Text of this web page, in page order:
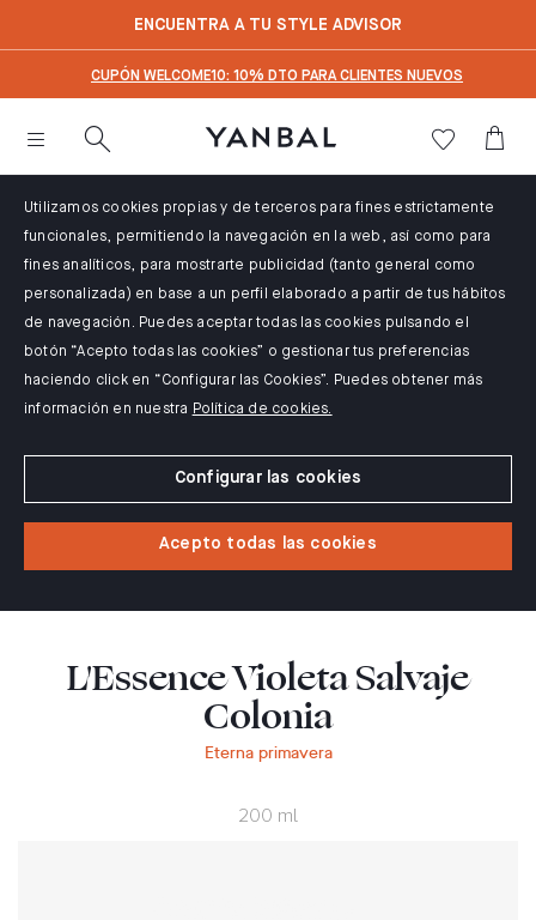
ENCUENTRA A TU STYLE ADVISOR
CUPÓN WELCOME10: 10% DTO PARA CLIENTES NUEVOS
Utilizamos cookies propias y de terceros para fines estrictamente
funcionales, permitiendo la navegación en la web, así como para
fines analíticos, para mostrarte publicidad (tanto general como
personalizada) en base a un perfil elaborado a partir de tus hábitos
de navegación. Puedes aceptar todas las cookies pulsando el
botón “Acepto todas las cookies” o gestionar tus preferencias
haciendo click en “Configurar las Cookies”. Puedes obtener más
información en nuestra Política de cookies.
Configurar las cookies
Acepto todas las cookies
L'Essence Violeta Salvaje
Colonia
Eterna primavera
200 ml